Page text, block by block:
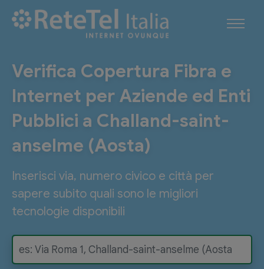
Verifica Copertura Fibra e
Internet per Aziende ed Enti
Pubblici a Challand-saint-
anselme (Aosta)
Inserisci via, numero civico e città per
sapere subito quali sono le migliori
tecnologie disponibili